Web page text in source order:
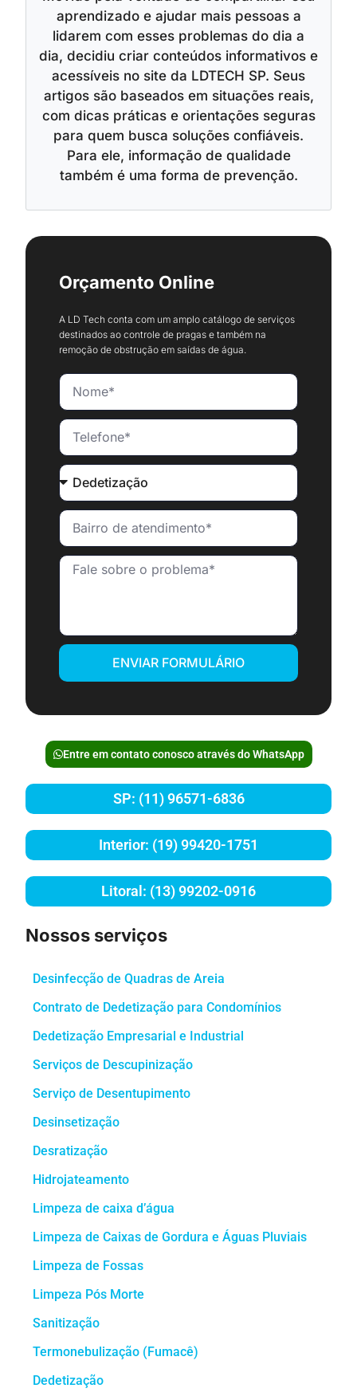
aprendizado e ajudar mais pessoas a
lidarem com esses problemas do dia a
dia, decidiu criar conteúdos informativos e
acessíveis no site da LDTECH SP. Seus
artigos são baseados em situações reais,
com dicas práticas e orientações seguras
para quem busca soluções confiáveis.
Para ele, informação de qualidade
também é uma forma de prevenção.
Orçamento Online
A LD Tech conta com um amplo catálogo de serviços
destinados ao controle de pragas e também na
remoção de obstrução em saídas de água.
ENVIAR FORMULÁRIO
Entre em contato conosco através do WhatsApp
SP: (11) 96571-6836
Interior: (19) 99420-1751
Litoral: (13) 99202-0916
Nossos serviços
Desinfecção de Quadras de Areia
Contrato de Dedetização para Condomínios
Dedetização Empresarial e Industrial
Serviços de Descupinização
Serviço de Desentupimento
Desinsetização
Desratização
Hidrojateamento
Limpeza de caixa d’água
Limpeza de Caixas de Gordura e Águas Pluviais
Limpeza de Fossas
Limpeza Pós Morte
Sanitização
Termonebulização (Fumacê)
Dedetização